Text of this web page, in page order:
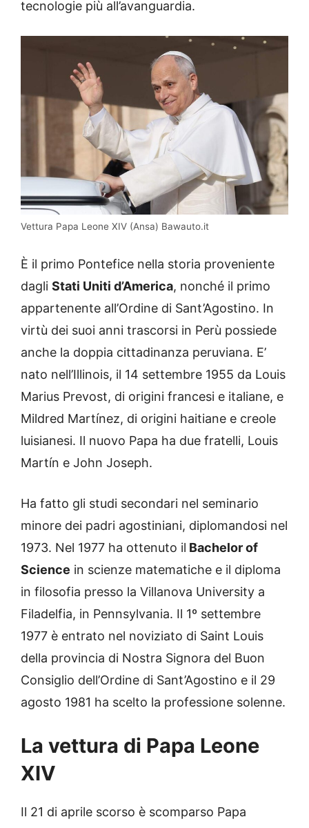
tecnologie più all’avanguardia.
Vettura Papa Leone XIV (Ansa) Bawauto.it
È il primo Pontefice nella storia proveniente
dagli Stati Uniti d’America, nonché il primo
appartenente all’Ordine di Sant’Agostino. In
virtù dei suoi anni trascorsi in Perù possiede
anche la doppia cittadinanza peruviana. E’
nato nell’Illinois, il 14 settembre 1955 da Louis
Marius Prevost, di origini francesi e italiane, e
Mildred Martínez, di origini haitiane e creole
luisianesi. Il nuovo Papa ha due fratelli, Louis
Martín e John Joseph.
Ha fatto gli studi secondari nel seminario
minore dei padri agostiniani, diplomandosi nel
1973. Nel 1977 ha ottenuto il Bachelor of
Science in scienze matematiche e il diploma
in filosofia presso la Villanova University a
Filadelfia, in Pennsylvania. Il 1º settembre
1977 è entrato nel noviziato di Saint Louis
della provincia di Nostra Signora del Buon
Consiglio dell’Ordine di Sant’Agostino e il 29
agosto 1981 ha scelto la professione solenne.
La vettura di Papa Leone
XIV
Il 21 di aprile scorso è scomparso Papa